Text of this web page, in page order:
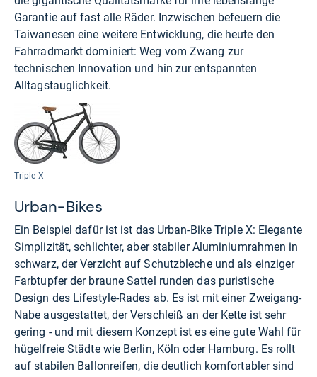
Garantie auf fast alle Räder. Inzwischen befeuern die
Taiwanesen eine weitere Entwicklung, die heute den
Fahrradmarkt dominiert: Weg vom Zwang zur
technischen Innovation und hin zur entspannten
Alltagstauglichkeit.
Triple X
Urban-Bikes
Ein Beispiel dafür ist ist das Urban-Bike Triple X: Elegante
Simplizität, schlichter, aber stabiler Aluminiumrahmen in
schwarz, der Verzicht auf Schutzbleche und als einziger
Farbtupfer der braune Sattel runden das puristische
Design des Lifestyle-Rades ab. Es ist mit einer Zweigang-
Nabe ausgestattet, der Verschleiß an der Kette ist sehr
gering - und mit diesem Konzept ist es eine gute Wahl für
hügelfreie Städte wie Berlin, Köln oder Hamburg. Es rollt
auf stabilen Ballonreifen, die deutlich komfortabler sind